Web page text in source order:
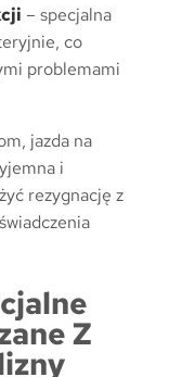
– specjalna
co
problemami
jazda na
i
rezygnację z
Z